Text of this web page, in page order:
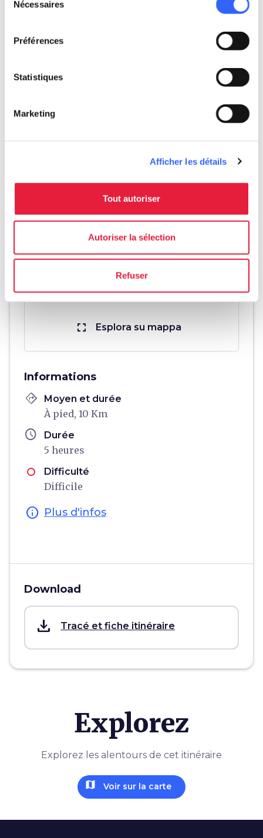
Nécessaires
Préférences
Statistiques
Marketing
Afficher les détails
Tout autoriser
Autoriser la sélection
Refuser
Balançoire sur le mont Forato dans les Alpes
fullscreen Esplora su mappa
Informations
directions Moyen et durée
À pied, 10 Km
schedule Durée
5 heures
Difficulté
Difficile
info Plus d'infos
Download
save_alt Tracé et fiche itinéraire
Explorez
Explorez les alentours de cet itinéraire
map Voir sur la carte